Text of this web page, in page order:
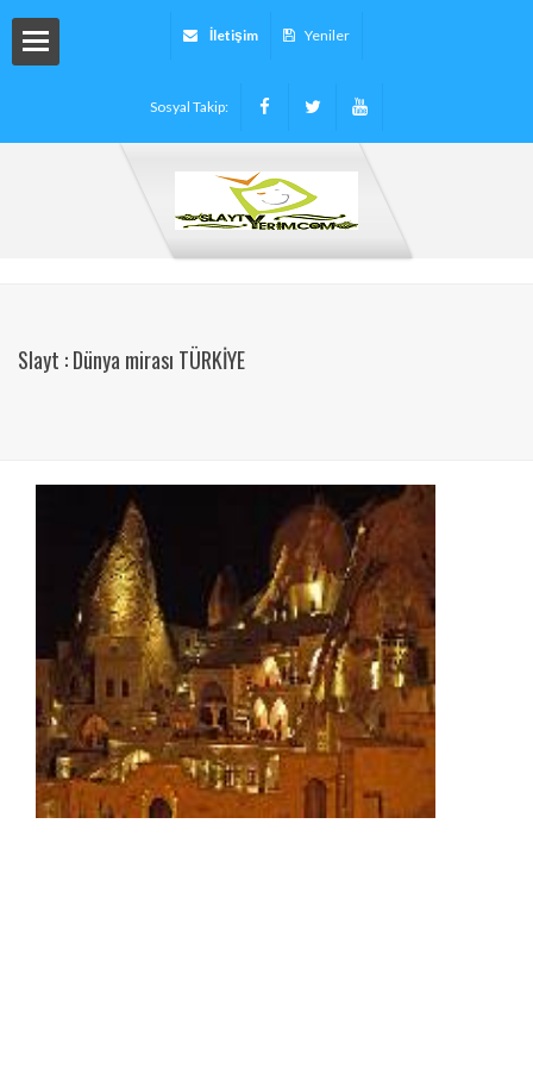
İletişim Yeniler
Sosyal Takip:
Slayt : Dünya mirası TÜRKİYE